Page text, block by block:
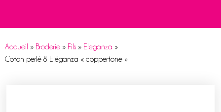
Accueil » Broderie » Fils » Eleganza »
Coton perlé 8 Eléganza « coppertone »